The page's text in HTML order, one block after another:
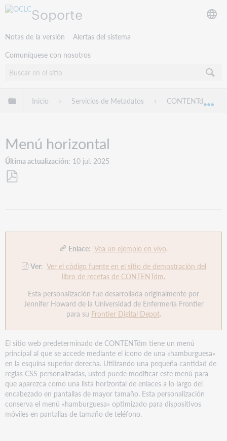
Soporte
Notas de la versión
Alertas del sistema
Comuníquese con nosotros
Expandir/contraer jerarquía global
Inicio Servicios de Metadatos CONTENTdm
Menú horizontal
Última actualización 10 jul. 2025
Enlace: Vea un ejemplo en vivo.
Ver: Ver el código fuente en el sitio de demostración del
libro de recetas de CONTENTdm.
Esta personalización fue desarrollada originalmente por
Jennifer Howard de la Universidad de Enfermería Frontier
para su Frontier Digital Depot.
El sitio web predeterminado de CONTENTdm tiene un menú
principal al que se accede mediante el icono de una «hamburguesa»
en la esquina superior derecha. Utilizando una pequeña cantidad de
reglas CSS personalizadas, usted puede modificar este menú para
que aparezca como una lista horizontal de enlaces a lo largo del
encabezado en pantallas de mayor tamaño. Esta personalización
conserva el menú «hamburguesa» optimizado para dispositivos
móviles en pantallas de tamaño de teléfono.